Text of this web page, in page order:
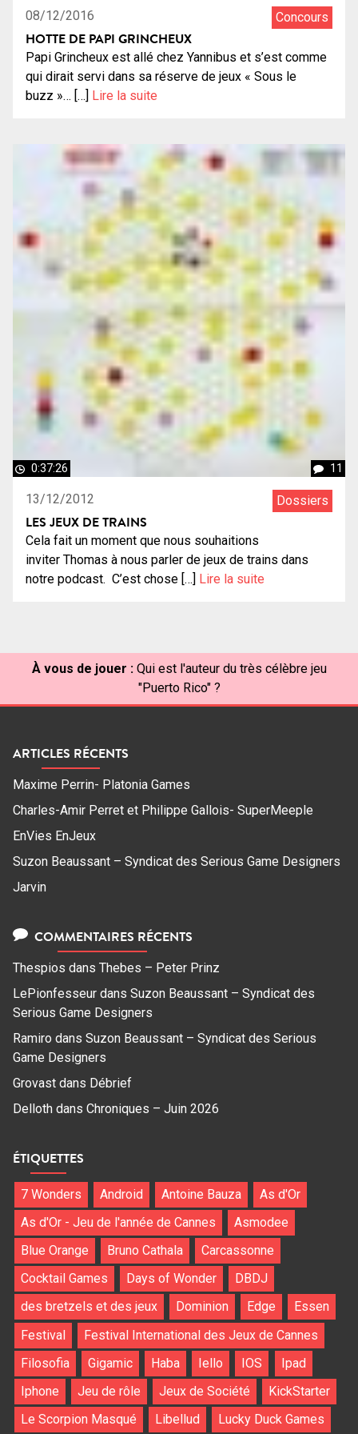
08/12/2016 Concours
HOTTE DE PAPI GRINCHEUX
Papi Grincheux est allé chez Yannibus et s’est comme
qui dirait servi dans sa réserve de jeux « Sous le
buzz »… […]
Lire la suite
0:37:26 11
13/12/2012 Dossiers
LES JEUX DE TRAINS
Cela fait un moment que nous souhaitions
inviter Thomas à nous parler de jeux de trains dans
notre podcast. C’est chose […]
Lire la suite
À vous de jouer : Qui est l'auteur du très célèbre jeu
"Puerto Rico" ?
ARTICLES RÉCENTS
Maxime Perrin- Platonia Games
Charles-Amir Perret et Philippe Gallois- SuperMeeple
EnVies EnJeux
Suzon Beaussant – Syndicat des Serious Game Designers
Jarvin
COMMENTAIRES RÉCENTS
Thespios dans Thebes – Peter Prinz
LePionfesseur dans Suzon Beaussant – Syndicat des
Serious Game Designers
Ramiro dans Suzon Beaussant – Syndicat des Serious
Game Designers
Grovast dans Débrief
Delloth dans Chroniques – Juin 2026
ÉTIQUETTES
7 Wonders Android Antoine Bauza
As d'Or
As d'Or - Jeu de l'année de Cannes
Asmodee
Blue Orange
Bruno Cathala
Carcassonne
Cocktail Games
Days of Wonder
DBDJ
des bretzels et des jeux
Dominion Edge
Essen
Festival
Festival International des Jeux de Cannes
Filosofia
Gigamic Haba Iello IOS
Ipad
Iphone
Jeu de rôle Jeux de Société
KickStarter
Le Scorpion Masqué
Libellud Lucky Duck Games